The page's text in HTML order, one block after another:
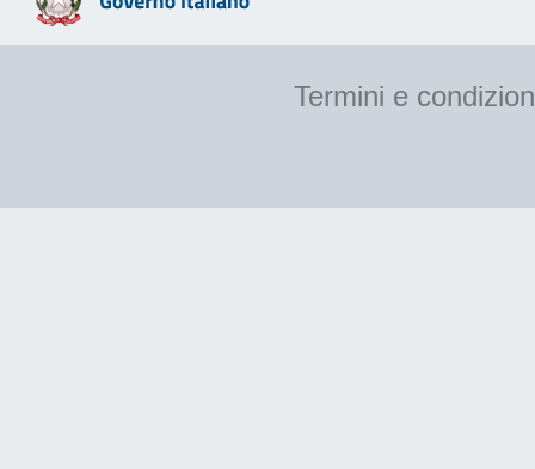
Termini e